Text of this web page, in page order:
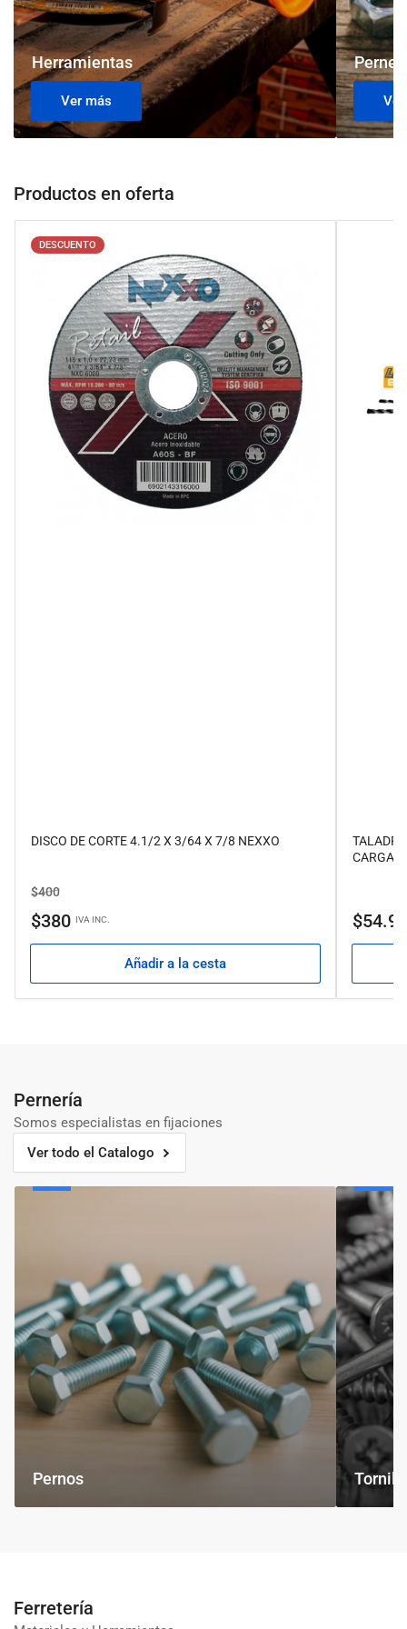
Herramientas
Ver más
Productos en oferta
DESCUENTO
DISCO DE CORTE 4.1/2 X 3/64 X 7/8 NEXXO
Precio
regular
$400Precio
de
$380 IVA INC.
Añadir a la cesta
Precio
Pernería
Somos especialistas en fijaciones
Ver todo el Catalogo
Pernos
Pernos
Tornillos
Ferretería